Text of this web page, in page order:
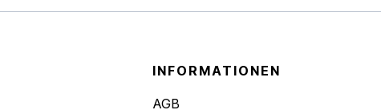
INFORMATIONEN
AGB